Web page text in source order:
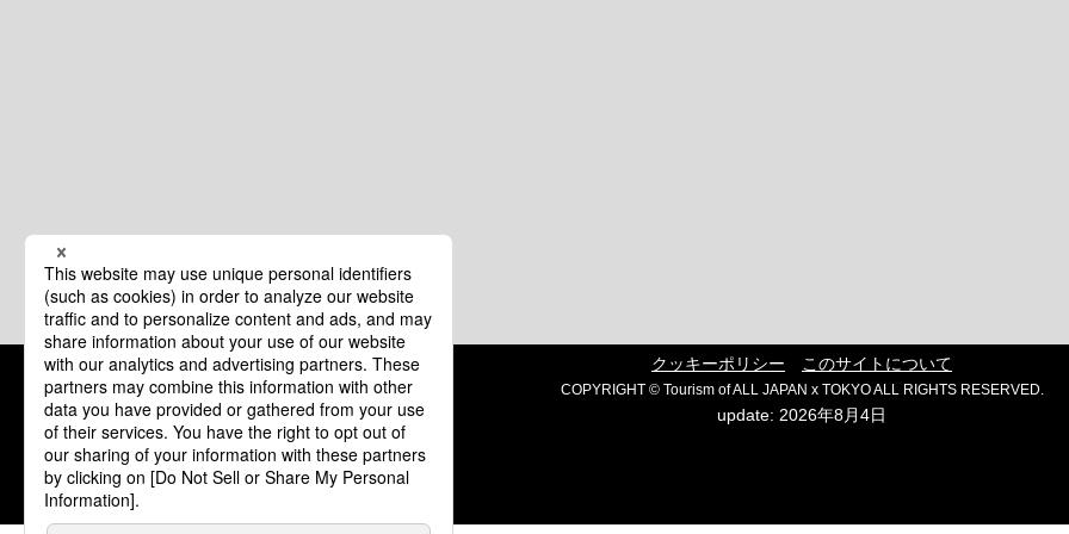
クッキーポリシー このサイトについて
COPYRIGHT © Tourism of ALL JAPAN x TOKYO ALL RIGHTS RESERVED.
update: 2026年8月4日